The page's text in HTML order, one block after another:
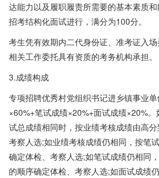
达能力以及履职履责所需要的基本素质
招考结构化面试进行，满分为100分。
考生凭有效期内二代身份证、准考证入
相关工作委托具有资质的考务机构承担。
3.成绩构成
专项招聘优秀村党组织书记进乡镇事业
×60%+笔试成绩×20%+面试成绩×20%
试总成绩相同时，按业绩考核成绩由高分
考察人选;如业绩考核成绩仍相同，按笔
确定体检、考察人选;如笔试成绩仍相同
的顺序确定体检、考察人选;如面试成绩